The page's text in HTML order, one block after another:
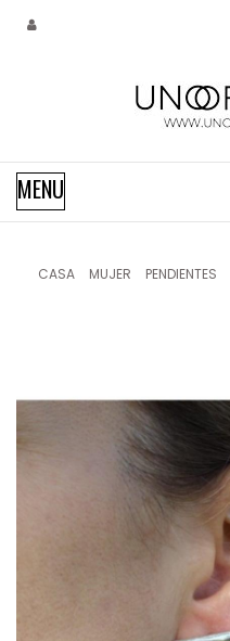
Navegación
de
palanca
MENU
CASA MUJER PENDIENTES